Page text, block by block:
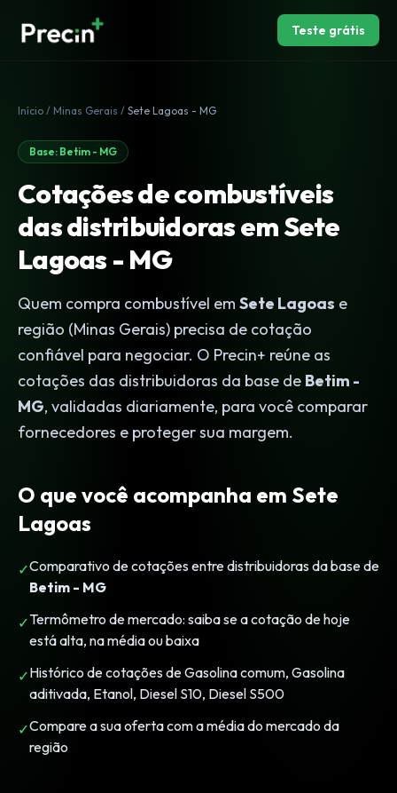
Teste grátis
Início / Minas Gerais / Sete Lagoas - MG
Base: Betim - MG
Cotações de combustíveis
das distribuidoras em Sete
Lagoas - MG
Quem compra combustível em Sete Lagoas e
região (Minas Gerais) precisa de cotação
confiável para negociar. O Precin+ reúne as
cotações das distribuidoras da base de Betim -
MG, validadas diariamente, para você comparar
fornecedores e proteger sua margem.
O que você acompanha em Sete
Lagoas
✓Comparativo de cotações entre distribuidoras da base de
Betim - MG
✓Termômetro de mercado: saiba se a cotação de hoje
está alta, na média ou baixa
✓Histórico de cotações de Gasolina comum, Gasolina
aditivada, Etanol, Diesel S10, Diesel S500
✓Compare a sua oferta com a média do mercado da
região